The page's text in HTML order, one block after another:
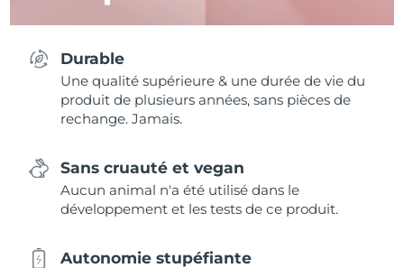
Durable
Une qualité supérieure & une durée de vie du
produit de plusieurs années, sans pièces de
rechange. Jamais.
Sans cruauté et vegan
Aucun animal n'a été utilisé dans le
développement et les tests de ce produit.
Autonomie stupéfiante